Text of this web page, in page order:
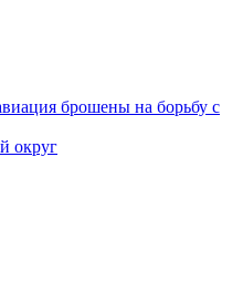
брошены на борьбу с
округ